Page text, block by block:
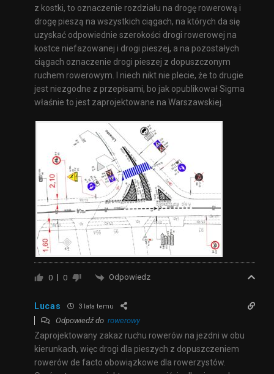
z kostki, to oznaczenie rozdziału na drogę rowerową i
drogę pieszą na wszystkich ciągach, na których da się
uzyskać odpowiednie szerokości drogi rowerowej na
kostce niefazowanej i drogi pieszej, a na pozostałych
ciągach oznaczenie drogi pieszej z dopuszczonym
ruchem rowerowym. I niech nikt nie plecie, że to drugie
jest niezgodne z przepisami, bo jak opublikował Sigma
właśnie to jest zaprojektowane na Warszawskiej.
0 0 Odpowiedz
Lucas 3 lata temu
Odpowiedź do rowerowy
Zaprojektowany zakaz ruchu rowerów na jezdni w obu
kierunkach, więc drogi dla pieszych z dopuszczeniem
rowerów de facto obowiązkowe dla rowerzystów.